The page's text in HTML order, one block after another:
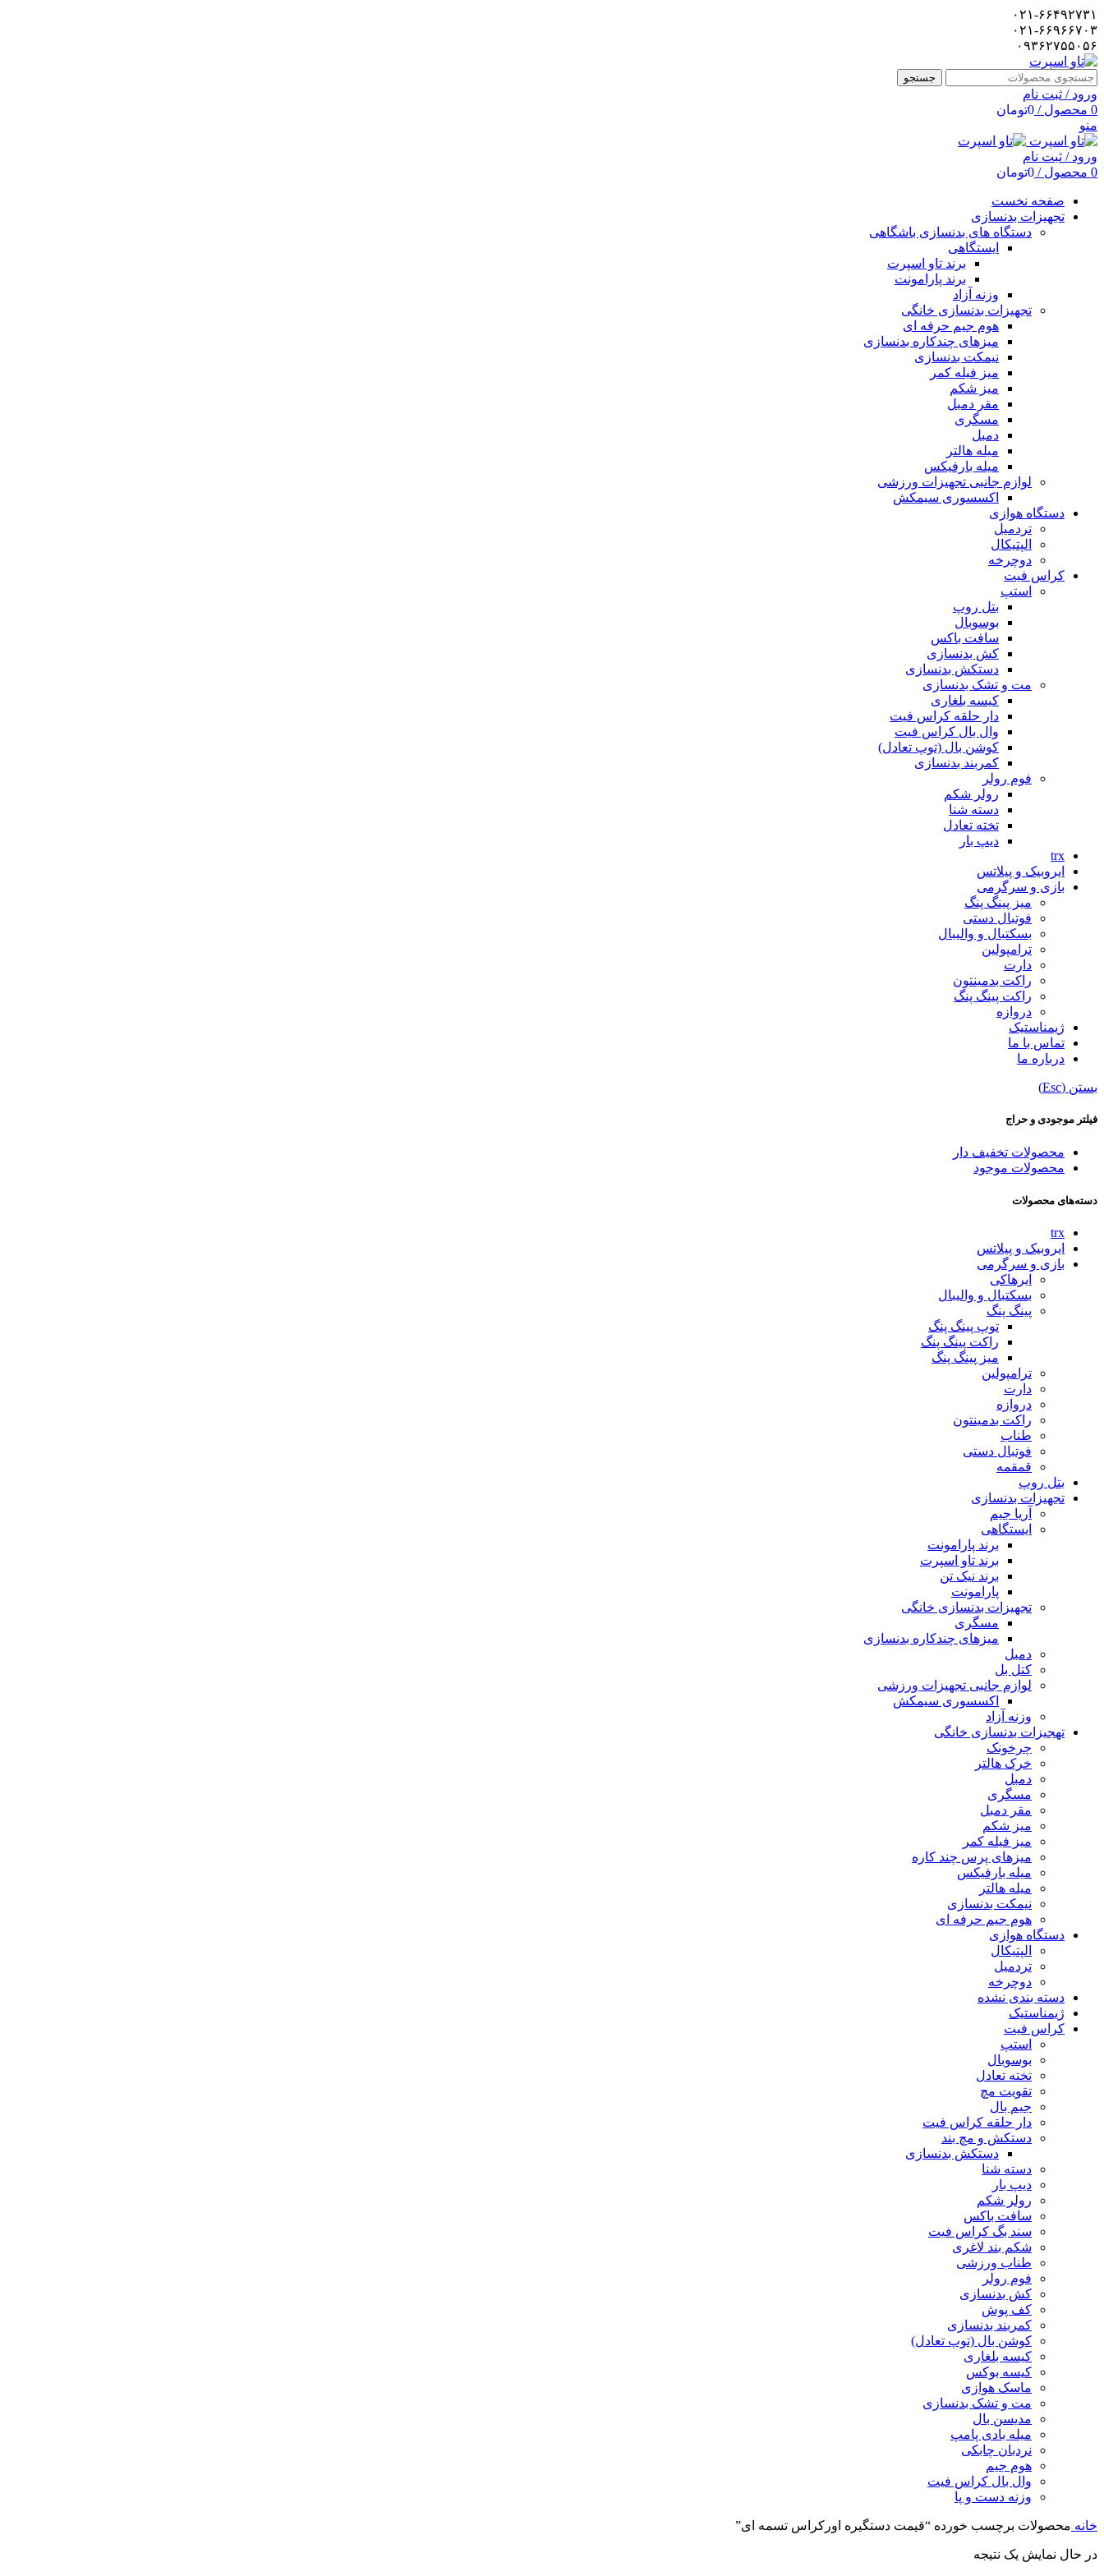
۰۲۱-۶۶۴۹۲۷۳۱
۰۲۱-۶۶۹۶۶۷۰۳
۰۹۳۶۲۷۵۵۰۵۶
جستجو
ورود / ثبت نام
0 محصول / تومان0
منو
ورود / ثبت نام
0 محصول / تومان0
صفحه نخست
تجهیزات بدنسازی
دستگاه های بدنسازی باشگاهی
ایستگاهی
برند تاو اسپرت
برند پارامونت
وزنه آزاد
تجهیزات بدنسازی خانگی
هوم جیم حرفه ای
میزهای چندکاره بدنسازی
نیمکت بدنسازی
میز فیله کمر
میز شکم
مقر دمبل
مسگری
دمبل
میله هالتر
میله بارفیکس
لوازم جانبی تجهیزات ورزشی
اکسسوری سیمکش
دستگاه هوازی
تردمیل
الپتیکال
دوچرخه
کراس فیت
استپ
بتل روپ
بوسوبال
سافت باکس
کش بدنسازی
دستکش بدنسازی
مت و تشک بدنسازی
کیسه بلغاری
دار حلقه کراس فیت
وال بال کراس فیت
کوشن بال (توپ تعادل)
کمربند بدنسازی
فوم رولر
رولر شکم
دسته شنا
تخته تعادل
دیپ بار
trx
ایروبیک و پیلاتس
بازی و سرگرمی
میز پینگ پنگ
فوتبال دستی
بسکتبال و والیبال
ترامپولین
دارت
راکت بدمینتون
راکت پینگ پنگ
دروازه
ژیمناستیک
تماس با ما
درباره ما
بستن (Esc)
فیلتر موجودی و حراج
محصولات تخفیف دار
محصولات موجود
دسته‌های محصولات
trx
ایروبیک و پیلاتس
بازی و سرگرمی
ایرهاکی
بسکتبال و والیبال
پینگ پنگ
توپ پینگ پنگ
راکت پینگ پنگ
میز پینگ پنگ
ترامپولین
دارت
دروازه
راکت بدمینتون
طناب
فوتبال دستی
قمقمه
بتل روپ
تجهیزات بدنسازی
آریا جیم
ایستگاهی
برند پارامونت
برند تاو اسپرت
برند نیک تن
پارامونت
تجهیزات بدنسازی خانگی
مسگری
میزهای چندکاره بدنسازی
دمبل
کتل بل
لوازم جانبی تجهیزات ورزشی
اکسسوری سیمکش
وزنه آزاد
تهجیزات بدنسازی خانگی
چرخونک
خرک هالتر
دمبل
مسگری
مقر دمبل
میز شکم
میز فیله کمر
میزهای پرس چند کاره
میله بارفیکس
میله هالتر
نیمکت بدنسازی
هوم جیم حرفه ای
دستگاه هوازی
الپتیکال
تردمیل
دوچرخه
دسته بندی نشده
ژیمناستیک
کراس فیت
استپ
بوسوبال
تخته تعادل
تقویت مچ
جیم بال
دار حلقه کراس فیت
دستکش و مچ بند
دستکش بدنسازی
دسته شنا
دیپ بار
رولر شکم
سافت باکس
سند بگ کراس فیت
شکم بند لاغری
طناب ورزشی
فوم رولر
کش بدنسازی
کف پوش
کمربند بدنسازی
کوشن بال (توپ تعادل)
کیسه بلغاری
کیسه بوکس
ماسک هوازی
مت و تشک بدنسازی
مدیسن بال
میله بادی پامپ
نردبان چابکی
هوم جیم
وال بال کراس فیت
وزنه دست و پا
خانه محصولات برچسب خورده “قیمت دستگیره اورکراس تسمه ای”
در حال نمایش یک نتیجه